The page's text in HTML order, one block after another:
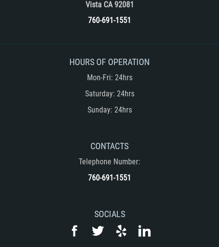
Vista CA 92081
760-691-1551
HOURS OF OPERATION
Mon-Fri: 24hrs
Saturday: 24hrs
Sunday: 24hrs
CONTACTS
Telephone Number:
760-691-1551
SOCIALS